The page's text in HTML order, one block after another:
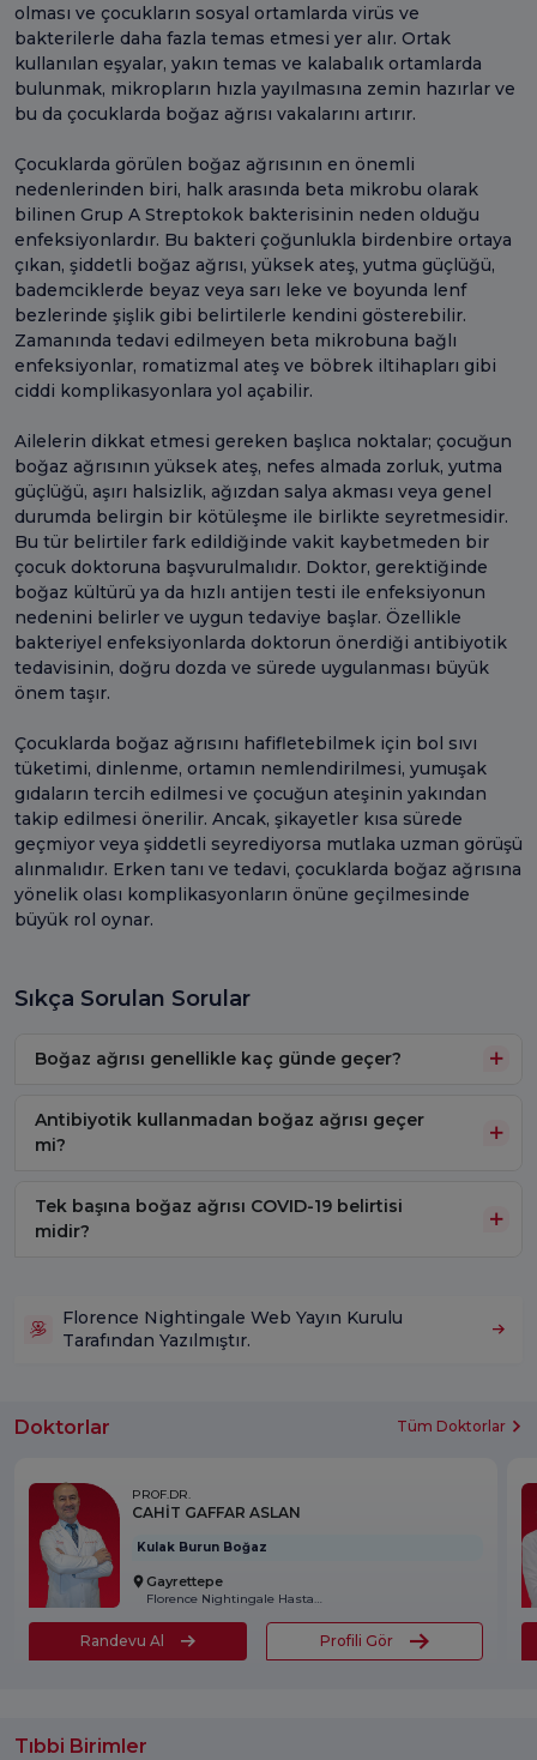
olması ve çocukların sosyal ortamlarda virüs ve
bakterilerle daha fazla temas etmesi yer alır. Ortak
kullanılan eşyalar, yakın temas ve kalabalık ortamlarda
bulunmak, mikropların hızla yayılmasına zemin hazırlar ve
bu da çocuklarda boğaz ağrısı vakalarını artırır.
Çocuklarda görülen boğaz ağrısının en önemli
nedenlerinden biri, halk arasında beta mikrobu olarak
bilinen Grup A Streptokok bakterisinin neden olduğu
enfeksiyonlardır. Bu bakteri çoğunlukla birdenbire ortaya
çıkan, şiddetli boğaz ağrısı, yüksek ateş, yutma güçlüğü,
bademciklerde beyaz veya sarı leke ve boyunda lenf
bezlerinde şişlik gibi belirtilerle kendini gösterebilir.
Zamanında tedavi edilmeyen beta mikrobuna bağlı
enfeksiyonlar, romatizmal ateş ve böbrek iltihapları gibi
ciddi komplikasyonlara yol açabilir.
Ailelerin dikkat etmesi gereken başlıca noktalar; çocuğun
boğaz ağrısının yüksek ateş, nefes almada zorluk, yutma
güçlüğü, aşırı halsizlik, ağızdan salya akması veya genel
durumda belirgin bir kötüleşme ile birlikte seyretmesidir.
Bu tür belirtiler fark edildiğinde vakit kaybetmeden bir
çocuk doktoruna başvurulmalıdır. Doktor, gerektiğinde
boğaz kültürü ya da hızlı antijen testi ile enfeksiyonun
nedenini belirler ve uygun tedaviye başlar. Özellikle
bakteriyel enfeksiyonlarda doktorun önerdiği antibiyotik
tedavisinin, doğru dozda ve sürede uygulanması büyük
önem taşır.
Çocuklarda boğaz ağrısını hafifletebilmek için bol sıvı
tüketimi, dinlenme, ortamın nemlendirilmesi, yumuşak
gıdaların tercih edilmesi ve çocuğun ateşinin yakından
takip edilmesi önerilir. Ancak, şikayetler kısa sürede
geçmiyor veya şiddetli seyrediyorsa mutlaka uzman görüşü
alınmalıdır. Erken tanı ve tedavi, çocuklarda boğaz ağrısına
yönelik olası komplikasyonların önüne geçilmesinde
büyük rol oynar.
Sıkça Sorulan Sorular
Boğaz ağrısı genellikle kaç günde geçer?
Antibiyotik kullanmadan boğaz ağrısı geçer
mi?
Tek başına boğaz ağrısı COVID-19 belirtisi
midir?
Florence Nightingale Web Yayın Kurulu
Tarafından Yazılmıştır.
Doktorlar Tüm Doktorlar
PROF.DR.
CAHİT GAFFAR ASLAN
Kulak Burun Boğaz
Gayrettepe
Florence Nightingale Hastanesi
Randevu Al Profili Gör
Tıbbi Birimler